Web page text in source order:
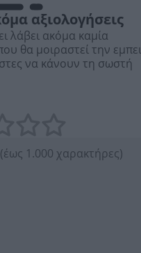
αξιολογήσεις
λάβει ακόμα καμία
θα μοιραστεί την
να κάνουν τη σωστή